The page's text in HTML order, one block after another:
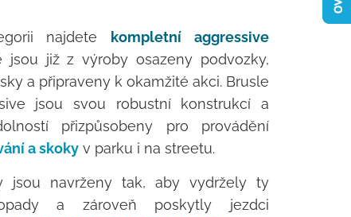
najdete kompletní aggressive
jsou již z výroby osazeny podvozky,
a připraveny k okamžité akci. Brusle
jsou svou robustní konstrukcí a
přizpůsobeny pro provádění
a skoky v parku i na streetu.
jsou navrženy tak, aby vydržely ty
a zároveň poskytly jezdci